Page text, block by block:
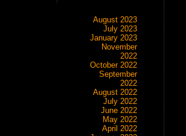
August 2023
July 2023
January 2023
November
2022
October 2022
September
2022
August 2022
July 2022
June 2022
May 2022
April 2022